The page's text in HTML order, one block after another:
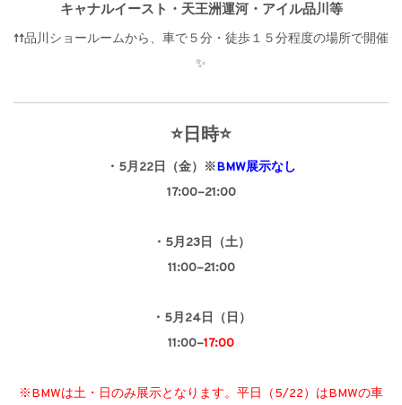
キャナルイースト・天王洲運河・アイル品川等
↑↑品川ショールームから、車で５分・徒歩１５分程度の場所で開催
✨
⭐日時⭐
・5月22日（金）※BMW展示なし
17:00–21:00
・5月23日（土）
11:00–21:00
・5月24日（日）
11:00–17:00
※BMWは土・日のみ展示となります。平日（5/22）はBMWの車